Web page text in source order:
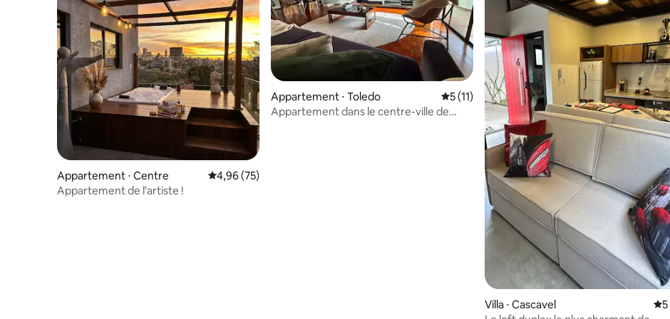
Appartement ⋅ Centre Évaluation moyenne sur la base de 75 commentaires : 4,96 sur 5
4,96 (75)
Appartement de l'artiste !
Appartement ⋅ Toledo Évaluation moyenne sur la base de 11
5 (11)
Appartement dans le centre-ville de
Villa ⋅ Cascavel
5